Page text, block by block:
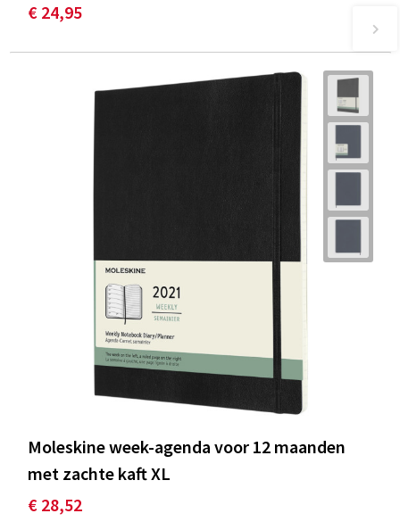
€ 24,95
Moleskine week-agenda voor 12 maanden
met zachte kaft XL
€ 28,52